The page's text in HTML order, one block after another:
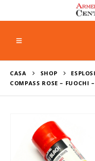
CASA SHOP
COMPASS ROSE – FUOCHI